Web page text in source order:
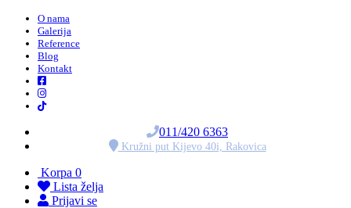
O nama
Galerija
Reference
Blog
Kontakt
011/420 6363
Kružni put Kijevo 40i, Rakovica
Korpa 0
Lista želja
Prijavi se